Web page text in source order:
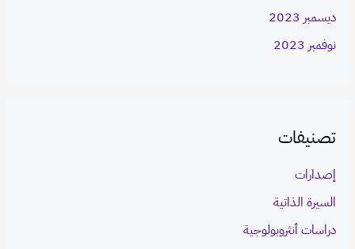
ديسمبر 2023
نوفمبر 2023
تصنيفات
إصدارات
السيرة الذاتية
دراسات أنثروبولوجية